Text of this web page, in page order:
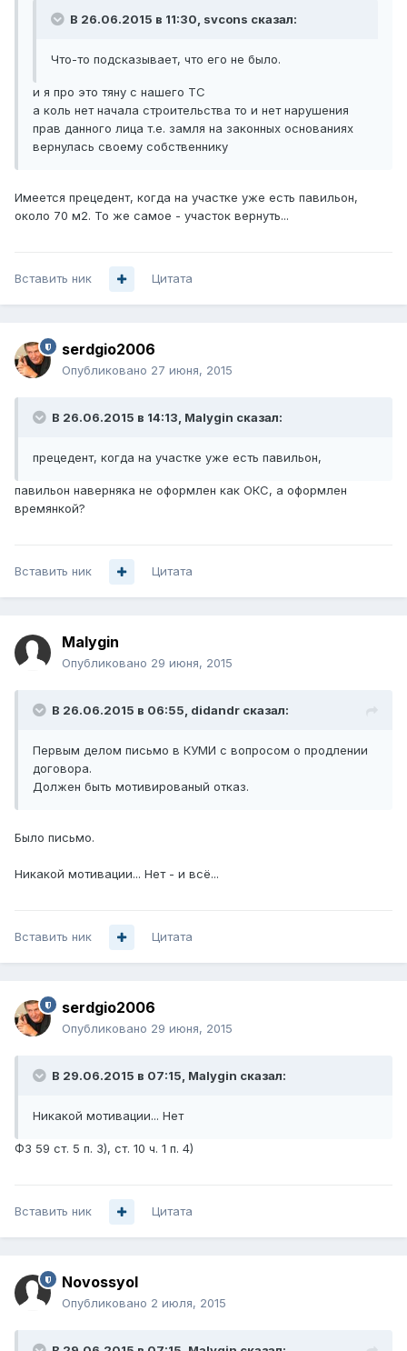
В 26.06.2015 в 11:30, svcons сказал:
Что-то подсказывает, что его не было.
и я про это тяну с нашего ТС
а коль нет начала строительства то и нет нарушения
прав данного лица т.е. замля на законных основаниях
вернулась своему собственнику
Имеется прецедент, когда на участке уже есть павильон,
около 70 м2. То же самое - участок вернуть...
Вставить ник Цитата
serdgio2006
Опубликовано 27 июня, 2015
В 26.06.2015 в 14:13, Malygin сказал:
прецедент, когда на участке уже есть павильон,
павильон наверняка не оформлен как ОКС, а оформлен
времянкой?
Вставить ник Цитата
Malygin
Опубликовано 29 июня, 2015
В 26.06.2015 в 06:55, didandr сказал:
Первым делом письмо в КУМИ с вопросом о продлении
договора.
Должен быть мотивированый отказ.
Было письмо.
Никакой мотивации... Нет - и всё...
Вставить ник Цитата
serdgio2006
Опубликовано 29 июня, 2015
В 29.06.2015 в 07:15, Malygin сказал:
Никакой мотивации... Нет
ФЗ 59 ст. 5 п. 3), ст. 10 ч. 1 п. 4)
Вставить ник Цитата
Novossyol
Опубликовано 2 июля, 2015